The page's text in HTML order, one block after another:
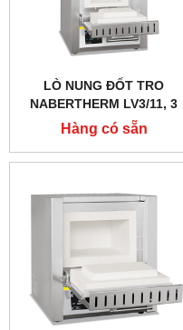
LÒ NUNG ĐỐT TRO
NABERTHERM LV3/11, 3
LÍT 1100 ĐỘ
Hàng có sẵn